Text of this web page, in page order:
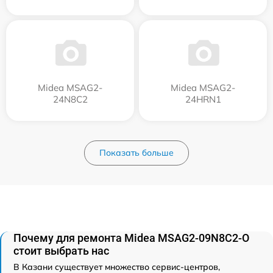
Midea MSAG2-
24N8C2
Midea MSAG2-
24HRN1
Показать больше
Почему для ремонта Midea MSAG2-09N8C2-O
стоит выбрать нас
В Казани существует множество сервис-центров,